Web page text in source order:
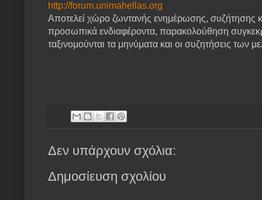
http://forum.unimahellas.org
Αποτελεί χώρο ζωντανής ενημέρωσης, συζήτησης
προσωπικά ενδιαφέροντα, παρακολούθηση
ταξινομούνται τα μηνύματα και οι συζητήσεις των
Δεν υπάρχουν σχόλια:
Δημοσίευση σχολίου